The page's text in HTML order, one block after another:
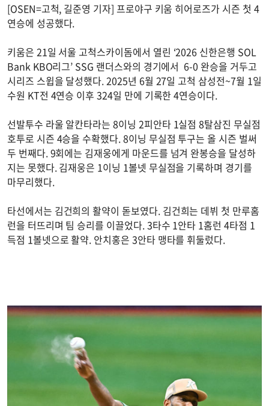
[OSEN=고척, 길준영 기자] 프로야구 키움 히어로즈가 시즌 첫 4
연승에 성공했다.
키움은 21일 서울 고척스카이돔에서 열린 ‘2026 신한은행 SOL
Bank KBO리그’ SSG 랜더스와의 경기에서 6-0 완승을 거두고
시리즈 스윕을 달성했다. 2025년 6월 27일 고척 삼성전~7월 1일
수원 KT전 4연승 이후 324일 만에 기록한 4연승이다.
선발투수 라울 알칸타라는 8이닝 2피안타 1실점 8탈삼진 무실점
호투로 시즌 4승을 수확했다. 8이닝 무실점 투구는 올 시즌 벌써
두 번째다. 9회에는 김재웅에게 마운드를 넘겨 완봉승을 달성하
지는 못했다. 김재웅은 1이닝 1볼넷 무실점을 기록하며 경기를
마무리했다.
타선에서는 김건희의 활약이 돋보였다. 김건희는 데뷔 첫 만루홈
런을 터뜨리며 팀 승리를 이끌었다. 3타수 1안타 1홈런 4타점 1
득점 1볼넷으로 활약. 안치홍은 3안타 맹타를 휘둘렀다.